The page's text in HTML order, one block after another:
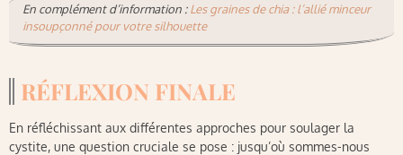
En complément d’information :Les graines de chia : l’allié minceur
insoupçonné pour votre silhouette
RÉFLEXION FINALE
En réfléchissant aux différentes approches pour soulager la
cystite, une question cruciale se pose : jusqu’où sommes-nous